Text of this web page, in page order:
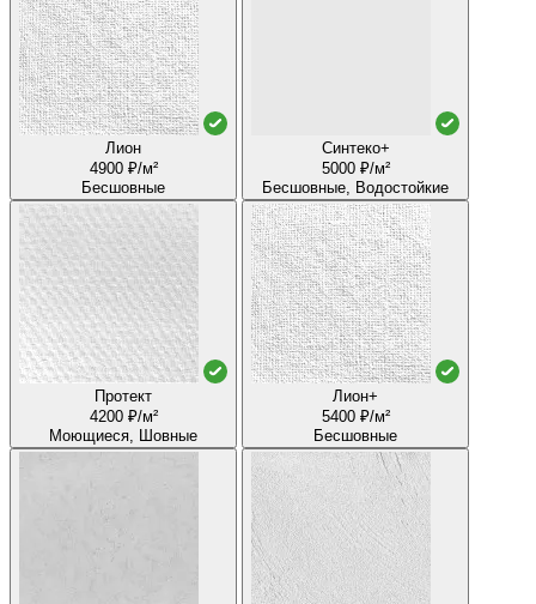
Лион
4900 ₽/м²
Бесшовные
Синтеко+
5000 ₽/м²
Бесшовные, Водостойкие
Протект
4200 ₽/м²
Моющиеся, Шовные
Лион+
5400 ₽/м²
Бесшовные